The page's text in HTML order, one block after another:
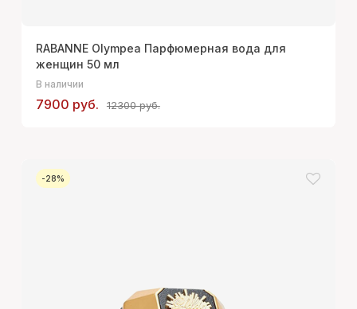
RABANNE Olympea Парфюмерная вода для
женщин 50 мл
В наличии
7900 руб. 12300 руб.
-28%